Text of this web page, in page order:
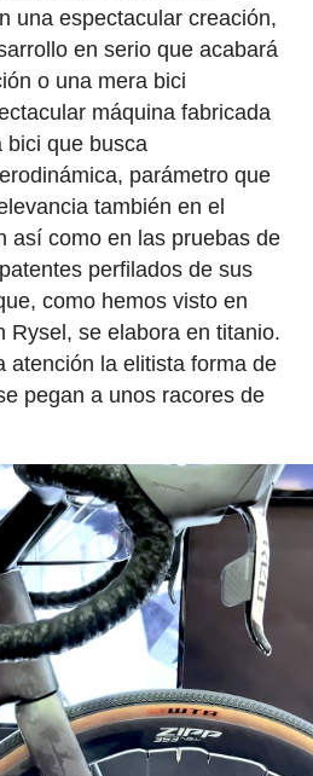
una espectacular creación,
en serio que acabará
o una mera bici
máquina fabricada
bici que busca
parámetro que
también en el
así como en las pruebas de
perfilados de sus
como hemos visto en
Rysel, se elabora en titanio.
atención la elitista forma de
pegan a unos racores de